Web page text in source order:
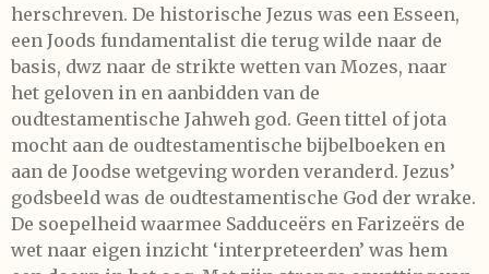
herschreven. De historische Jezus was een Esseen,
een Joods fundamentalist die terug wilde naar de
basis, dwz naar de strikte wetten van Mozes, naar
het geloven in en aanbidden van de
oudtestamentische Jahweh god. Geen tittel of jota
mocht aan de oudtestamentische bijbelboeken en
aan de Joodse wetgeving worden veranderd. Jezus’
godsbeeld was de oudtestamentische God der wrake.
De soepelheid waarmee Sadduceërs en Farizeërs de
wet naar eigen inzicht ‘interpreteerden’ was hem